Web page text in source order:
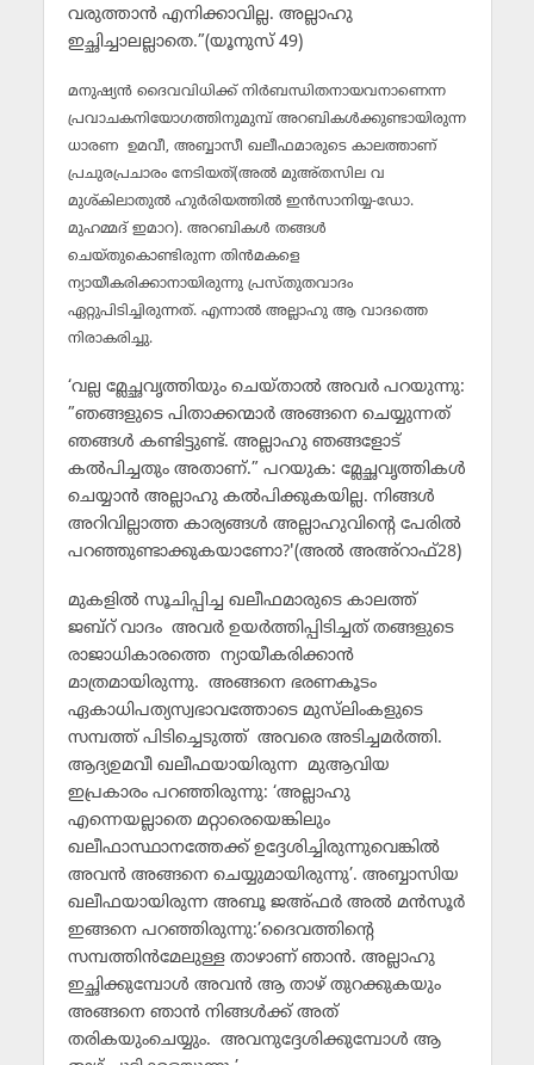
വരുത്താന്‍ എനിക്കാവില്ല. അല്ലാഹു
ഇച്ഛിച്ചാലല്ലാതെ.”(യൂനുസ് 49)
മനുഷ്യന്‍ ദൈവവിധിക്ക് നിര്‍ബന്ധിതനായവനാണെന്ന
പ്രവാചകനിയോഗത്തിനുമുമ്പ് അറബികള്‍ക്കുണ്ടായിരുന്ന
ധാരണ ഉമവീ, അബ്ബാസീ ഖലീഫമാരുടെ കാലത്താണ്
പ്രചുരപ്രചാരം നേടിയത്(അല്‍ മുഅ്തസില വ
മുശ്കിലാതുല്‍ ഹുര്‍രിയത്തില്‍ ഇന്‍സാനിയ്യ-ഡോ.
മുഹമ്മദ് ഇമാറ). അറബികള്‍ തങ്ങള്‍
ചെയ്തുകൊണ്ടിരുന്ന തിന്‍മകളെ
ന്യായീകരിക്കാനായിരുന്നു പ്രസ്തുതവാദം
ഏറ്റുപിടിച്ചിരുന്നത്. എന്നാല്‍ അല്ലാഹു ആ വാദത്തെ
നിരാകരിച്ചു.
‘വല്ല മ്ലേച്ഛവൃത്തിയും ചെയ്താല്‍ അവര്‍ പറയുന്നു:
”ഞങ്ങളുടെ പിതാക്കന്മാര്‍ അങ്ങനെ ചെയ്യുന്നത്
ഞങ്ങള്‍ കണ്ടിട്ടുണ്ട്. അല്ലാഹു ഞങ്ങളോട്
കല്‍പിച്ചതും അതാണ്.” പറയുക: മ്ലേച്ഛവൃത്തികള്‍
ചെയ്യാന്‍ അല്ലാഹു കല്‍പിക്കുകയില്ല. നിങ്ങള്‍
അറിവില്ലാത്ത കാര്യങ്ങള്‍ അല്ലാഹുവിന്റെ പേരില്‍
പറഞ്ഞുണ്ടാക്കുകയാണോ?'(അല്‍ അഅ്‌റാഫ്28)
മുകളില്‍ സൂചിപ്പിച്ച ഖലീഫമാരുടെ കാലത്ത്
ജബ്‌റ് വാദം അവര്‍ ഉയര്‍ത്തിപ്പിടിച്ചത് തങ്ങളുടെ
രാജാധികാരത്തെ ന്യായീകരിക്കാന്‍
മാത്രമായിരുന്നു. അങ്ങനെ ഭരണകൂടം
ഏകാധിപത്യസ്വഭാവത്തോടെ മുസ്‌ലിംകളുടെ
സമ്പത്ത് പിടിച്ചെടുത്ത് അവരെ അടിച്ചമര്‍ത്തി.
ആദ്യഉമവീ ഖലീഫയായിരുന്ന മുആവിയ
ഇപ്രകാരം പറഞ്ഞിരുന്നു: ‘അല്ലാഹു
എന്നെയല്ലാതെ മറ്റാരെയെങ്കിലും
ഖലീഫാസ്ഥാനത്തേക്ക് ഉദ്ദേശിച്ചിരുന്നുവെങ്കില്‍
അവന്‍ അങ്ങനെ ചെയ്യുമായിരുന്നു’. അബ്ബാസിയ
ഖലീഫയായിരുന്ന അബൂ ജഅ്ഫര്‍ അല്‍ മന്‍സൂര്‍
ഇങ്ങനെ പറഞ്ഞിരുന്നു:’ദൈവത്തിന്റെ
സമ്പത്തിന്‍മേലുള്ള താഴാണ് ഞാന്‍. അല്ലാഹു
ഇച്ഛിക്കുമ്പോള്‍ അവന്‍ ആ താഴ് തുറക്കുകയും
അങ്ങനെ ഞാന്‍ നിങ്ങള്‍ക്ക് അത്
തരികയുംചെയ്യും. അവനുദ്ദേശിക്കുമ്പോള്‍ ആ